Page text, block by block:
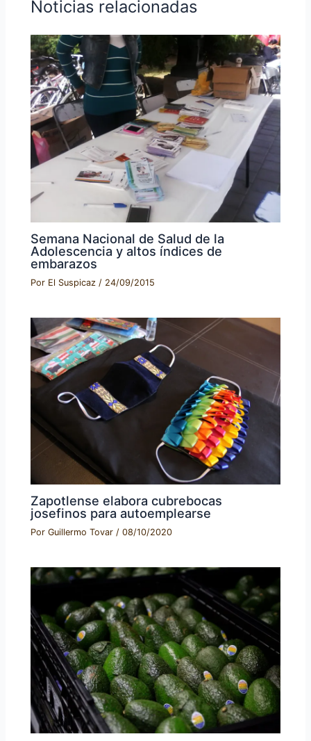
Noticias relacionadas
Semana Nacional de Salud de la
Adolescencia y altos índices de
embarazos
Por El Suspicaz/ 24/09/2015
Zapotlense elabora cubrebocas
josefinos para autoemplearse
PorGuillermo Tovar/08/10/2020